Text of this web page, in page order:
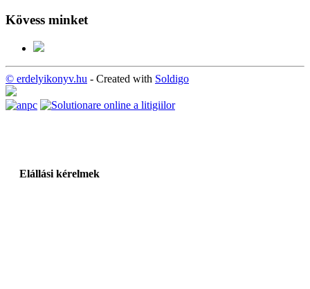
Kövess minket
© erdelyikonyv.hu - Created with Soldigo
Elállási kérelmek